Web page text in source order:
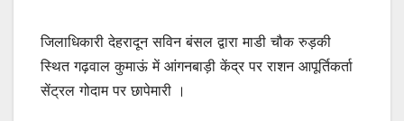
जिलाधिकारी देहरादून सविन बंसल द्वारा माडी चौक रुड़की
स्थित गढ़वाल कुमाऊं में आंगनबाड़ी केंद्र पर राशन आपूर्तिकर्ता
सेंट्रल गोदाम पर छापेमारी ।